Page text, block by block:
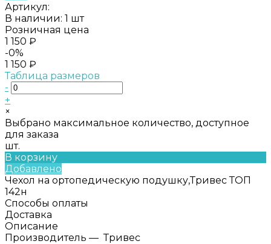
Артикул:
В наличии: 1 шт
Розничная цена
1 150 ₽
-0%
1 150 ₽
Таблица размеров
-
+
×
Выбрано максимальное количество, доступное
для заказа
шт.
В корзину
Добавлено
Чехол на ортопедическую подушку,Тривес ТОП
142н
Способы оплаты
Доставка
Описание
Производитель — Тривес